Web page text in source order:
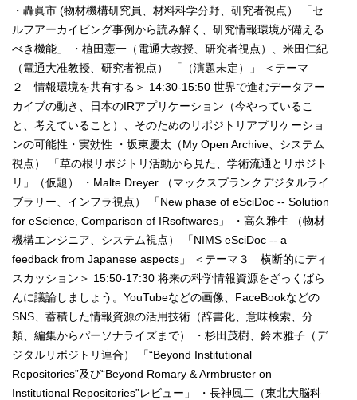
・轟眞市 (物材機構研究員、材料科学分野、研究者視点） 「セ
ルフアーカイビング事例から読み解く、研究情報環境が備える
べき機能」 ・植田憲一（電通大教授、研究者視点）、米田仁紀
（電通大准教授、研究者視点） 「（演題未定）」 ＜テーマ
２ 情報環境を共有する＞ 14:30-15:50 世界で進むデータアー
カイブの動き、日本のIRアプリケーション（今やっているこ
と、考えていること）、そのためのリポジトリアプリケーショ
ンの可能性・実効性 ・坂東慶太（My Open Archive、システム
視点） 「草の根リポジトリ活動から見た、学術流通とリポジト
リ」（仮題） ・Malte Dreyer （マックスプランクデジタルライ
ブラリー、インフラ視点） 「New phase of eSciDoc -- Solution
for eScience, Comparison of IRsoftwares」 ・高久雅生 （物材
機構エンジニア、システム視点） 「NIMS eSciDoc -- a
feedback from Japanese aspects」 ＜テーマ３ 横断的にディ
スカッション＞ 15:50-17:30 将来の科学情報資源をざっくばら
んに議論しましょう。YouTubeなどの画像、FaceBookなどの
SNS、蓄積した情報資源の活用技術（辞書化、意味検索、分
類、編集からパーソナライズまで） ・杉田茂樹、鈴木雅子（デ
ジタルリポジトリ連合） 「“Beyond Institutional
Repositories”及び“Beyond Romary & Armbruster on
Institutional Repositories”レビュー」 ・長神風二（東北大脳科